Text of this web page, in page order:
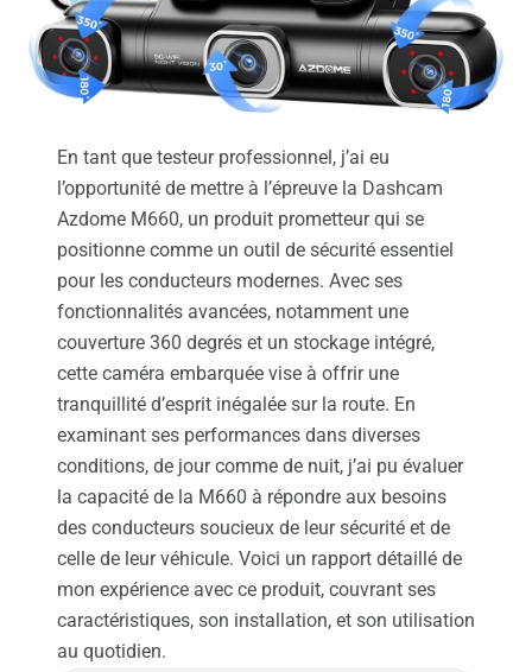
En tant que testeur professionnel, j’ai eu
l’opportunité de mettre à l’épreuve la Dashcam
Azdome M660, un produit prometteur qui se
positionne comme un outil de sécurité essentiel
pour les conducteurs modernes. Avec ses
fonctionnalités avancées, notamment une
couverture 360 degrés et un stockage intégré,
cette caméra embarquée vise à offrir une
tranquillité d’esprit inégalée sur la route. En
examinant ses performances dans diverses
conditions, de jour comme de nuit, j’ai pu évaluer
la capacité de la M660 à répondre aux besoins
des conducteurs soucieux de leur sécurité et de
celle de leur véhicule. Voici un rapport détaillé de
mon expérience avec ce produit, couvrant ses
caractéristiques, son installation, et son utilisation
au quotidien.